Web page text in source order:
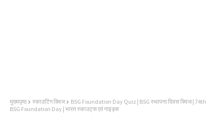
मुख्यपृष्ठ स्काउटिंग क्विज
BSG Foundation Day Quiz | BSG स्थापना दिवस क्विज | 74th
BSG Foundation Day | भारत स्काउट्स एवं गाइड्स